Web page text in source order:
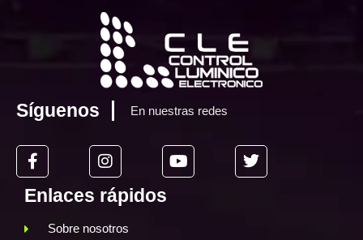
Síguenos En nuestras redes
Enlaces rápidos
Sobre nosotros